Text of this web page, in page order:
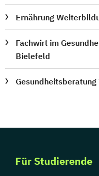
Ernährung
Fachwirt im
Bielefeld
Für Studierende